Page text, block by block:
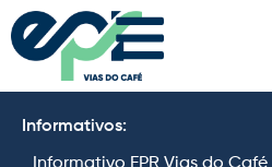
Informativos: